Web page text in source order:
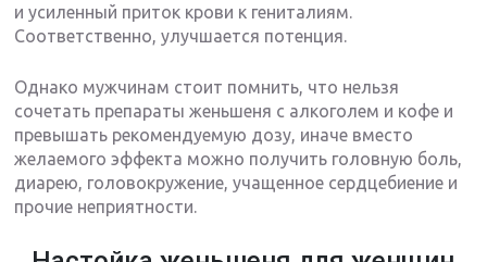
и усиленный приток крови к гениталиям.
Соответственно, улучшается потенция.
Однако мужчинам стоит помнить, что нельзя
сочетать препараты женьшеня с алкоголем и кофе и
превышать рекомендуемую дозу, иначе вместо
желаемого эффекта можно получить головную боль,
диарею, головокружение, учащенное сердцебиение и
прочие неприятности.